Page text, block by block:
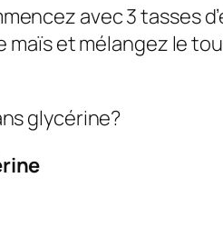
avec 3 tasses
maïs et mélangez le
glycérine?